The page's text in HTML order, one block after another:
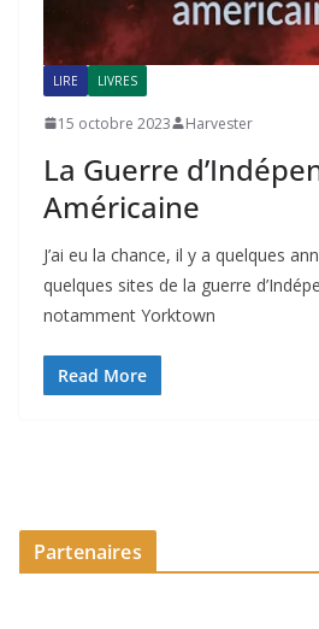
LIRE LIVRES
15 octobre 2023 Harvester
La Guerre
Américaine
J’ai eu la chance, il y a quelques
quelques sites de la guerre
notamment Yorktown
Read More
Partenaires